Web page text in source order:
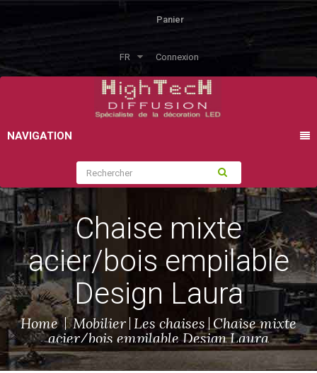
Panier
FR Connexion
NAVIGATION
Chaise mixte
acier/bois empilable
Design Laura
Home Mobilier Les chaises Chaise mixte
acier/bois empilable Design Laura